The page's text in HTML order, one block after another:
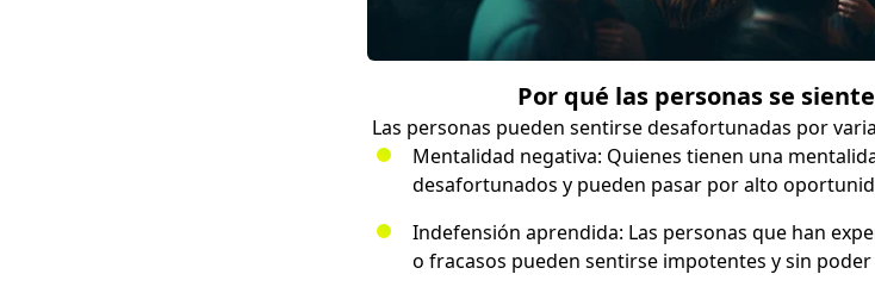
Por qué las personas se
Las personas pueden sentirse desafortunadas por
Mentalidad negativa: Quienes tienen una
desafortunados y pueden pasar por alto
Indefensión aprendida: Las personas que han
o fracasos pueden sentirse impotentes y sin